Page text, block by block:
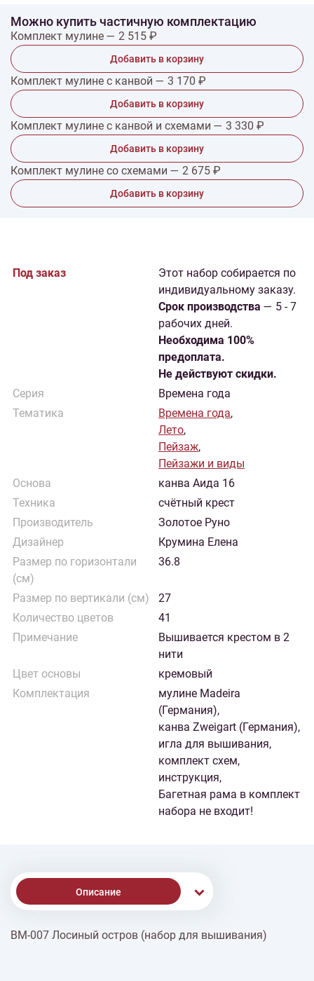
Можно купить частичную комплектацию
Комплект мулине — 2 515 ₽
Добавить в корзину
Комплект мулине с канвой — 3 170 ₽
Добавить в корзину
Комплект мулине с канвой и схемами — 3 330 ₽
Добавить в корзину
Комплект мулине со схемами — 2 675 ₽
Добавить в корзину
Под заказ
Этот набор собирается по
индивидуальному заказу.
Cрок производства — 5 - 7
рабочих дней.
Необходима 100%
предоплата.
Не действуют скидки.
Серия
Времена года
Тематика
Времена года,
Лето,
Пейзаж,
Пейзажи и виды
Основа
канва Аида 16
Техника
счётный крест
Производитель
Золотое Руно
Дизайнер
Крумина Елена
Размер по горизонтали
(см)
36.8
Размер по вертикали (см)
27
Количество цветов
41
Примечание
Вышивается крестом в 2
нити
Цвет основы
кремовый
Комплектация
мулине Madeira
(Германия),
канва Zweigart (Германия),
игла для вышивания,
комплект схем,
инструкция,
Багетная рама в комплект
набора не входит!
Описание
Доставка
ВМ-007 Лосиный остров (набор для вышивания)